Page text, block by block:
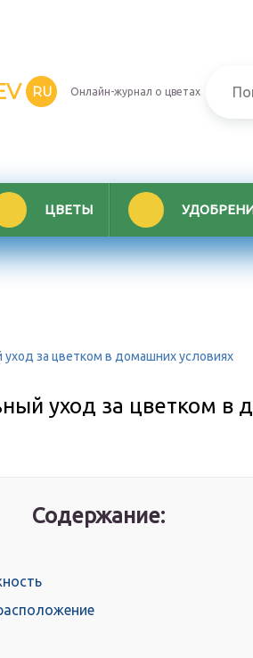
RU Онлайн-журнал о цветах
ЦВЕТЫ
за цветком в домашних условиях
уход за цветком в
Содержание: